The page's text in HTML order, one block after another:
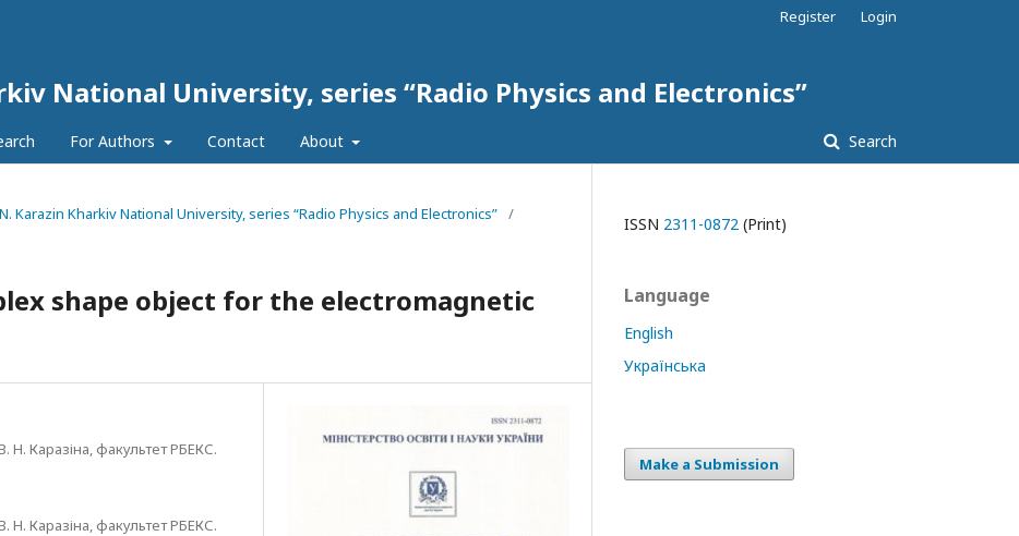
National University, series “Radio Physics and Electronics”
For Authors Contact About Search
Register Login
Karazin Kharkiv National University, series “Radio Physics and Electronics” /
shape object for the electromagnetic
Н. Каразіна, факультет РБЕКС.
Н. Каразіна, факультет РБЕКС.
ISSN 2311-0872 (Print)
Language
English
Українська
Make a Submission